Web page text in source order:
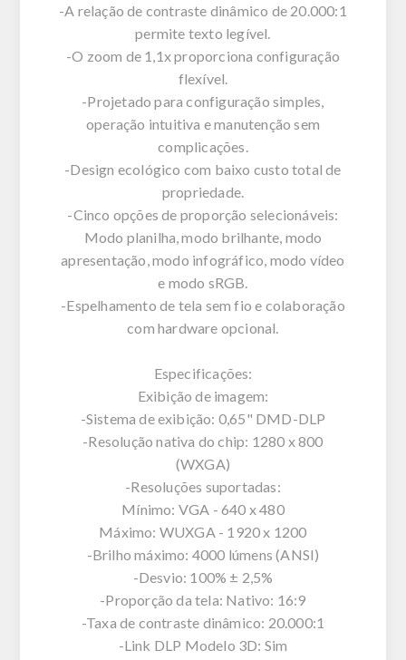
-A relação de contraste dinâmico de 20.000:1
permite texto legível.
-O zoom de 1,1x proporciona configuração
flexível.
-Projetado para configuração simples,
operação intuitiva e manutenção sem
complicações.
-Design ecológico com baixo custo total de
propriedade.
-Cinco opções de proporção selecionáveis:
Modo planilha, modo brilhante, modo
apresentação, modo infográfico, modo vídeo
e modo sRGB.
-Espelhamento de tela sem fio e colaboração
com hardware opcional.
Especificações:
Exibição de imagem:
-Sistema de exibição: 0,65" DMD-DLP
-Resolução nativa do chip: 1280 x 800
(WXGA)
-Resoluções suportadas:
Mínimo: VGA - 640 x 480
Máximo: WUXGA - 1920 x 1200
-Brilho máximo: 4000 lúmens (ANSI)
-Desvio: 100% ± 2,5%
-Proporção da tela: Nativo: 16:9
-Taxa de contraste dinâmico: 20.000:1
-Link DLP Modelo 3D: Sim